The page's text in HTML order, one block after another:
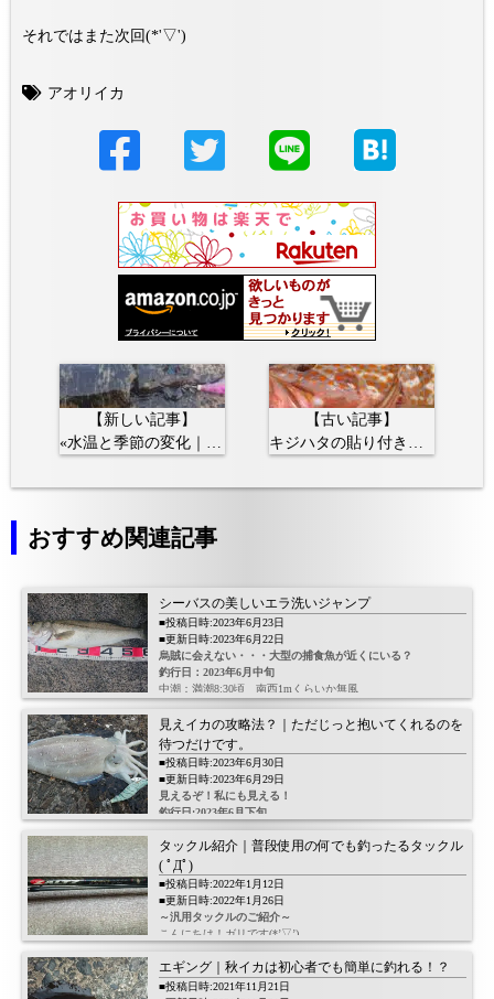
それではまた次回(*'▽')
アオリイカ
【新しい記事】
【古い記事】
おすすめ関連記事
シーバスの美しいエラ洗いジャンプ
■投稿日時:2023年6月23日
■更新日時:2023年6月22日
烏賊に会えない・・・大型の捕食魚が近くにいる？
釣行日：2023年6月中旬
中潮：満潮8:30頃 南西1mくらいか無風
残念です！( ;∀;)
もうムラムラチェリーはありません。
前回意気揚々と買った餌木
見えイカの攻略法？｜ただじっと抱いてくれるのを
待つだけです。
■投稿日時:2023年6月30日
■更新日時:2023年6月29日
見えるぞ！私にも見える！
釣行日:2023年6月下旬
中潮：満潮12:30頃 ほぼ無風
タックル紹介｜普段使用の何でも釣ったるタックル
( ﾟДﾟ)
■投稿日時:2022年1月12日
■更新日時:2022年1月26日
～汎用タックルのご紹介～
こんにちは！ガリです(*’▽’)
今回は私が普段使用しているタックルをご紹介したいと思い
ます。
ロッドもリールもかなり古いものを使っていますのでご了承
エギング｜秋イカは初心者でも簡単に釣れる！？
■投稿日時:2021年11月21日